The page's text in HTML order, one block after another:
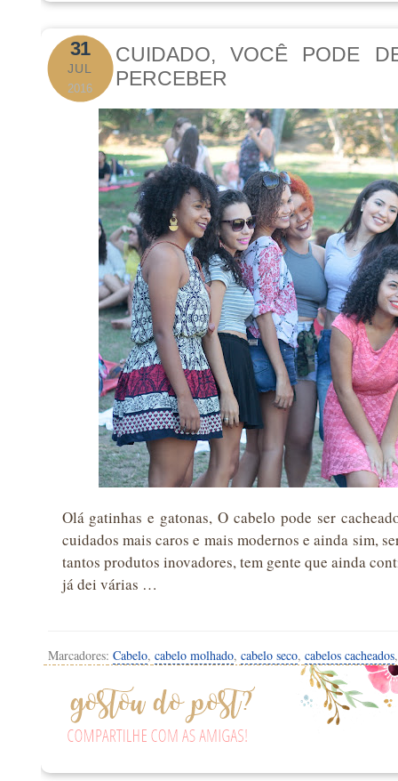
31
JUL
2016
CUIDADO, VOCÊ PODE
PERCEBER
Olá gatinhas e gatonas, O cabelo pode ser
cuidados mais caros e mais modernos e ainda sim,
tantos produtos inovadores, tem gente que ainda
já dei várias …
Marcadores: Cabelo, cabelo molhado, cabelo seco, cabelos cacheados